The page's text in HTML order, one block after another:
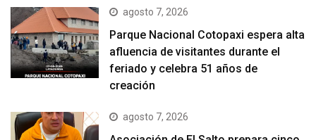
agosto 7, 2026
Parque Nacional Cotopaxi espera alta
afluencia de visitantes durante el
feriado y celebra 51 años de
creación
agosto 7, 2026